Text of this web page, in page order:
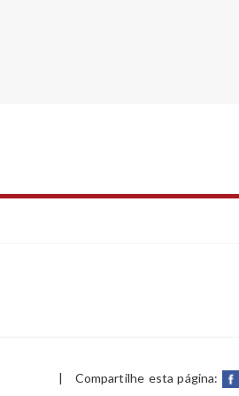
| Compartilhe esta página: